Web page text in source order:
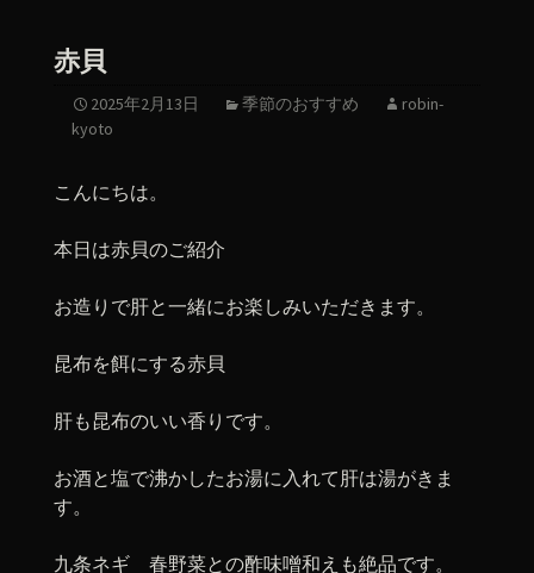
赤貝
2025年2月13日 季節のおすすめ
robin-
kyoto
こんにちは。
本日は赤貝のご紹介
お造りで肝と一緒にお楽しみいただきます。
昆布を餌にする赤貝
肝も昆布のいい香りです。
お酒と塩で沸かしたお湯に入れて肝は湯がきま
す。
九条ネギ 春野菜との酢味噌和えも絶品です。